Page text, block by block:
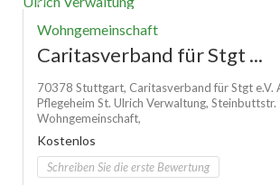
Wohngemeinschaft
Caritasverband für Stgt ...
70378 Stuttgart, Caritasverband für Stgt e.V.
Pflegeheim St. Ulrich Verwaltung, Steinbuttstr.
Wohngemeinschaft,
Kostenlos
Schreiben Sie die erste Bewertung